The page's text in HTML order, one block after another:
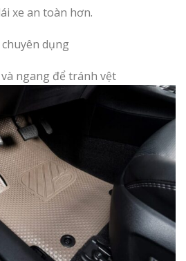
xe an toàn hơn.
dụng
ngang để tránh vệt